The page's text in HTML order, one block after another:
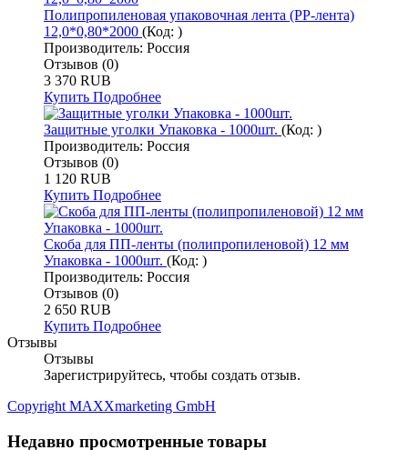
Полипропиленовая упаковочная лента (PP-лента)
12,0*0,80*2000 (Код: )
Производитель: Россия
Отзывов (0)
3 370 RUB
Купить Подробнее
Защитные уголки Упаковка - 1000шт. (Код: )
Производитель: Россия
Отзывов (0)
1 120 RUB
Купить Подробнее
Скоба для ПП-ленты (полипропиленовой) 12 мм
Упаковка - 1000шт. (Код: )
Производитель: Россия
Отзывов (0)
2 650 RUB
Купить Подробнее
Отзывы
Отзывы
Зарегистрируйтесь, чтобы создать отзыв.
Copyright MAXXmarketing GmbH
Недавно просмотренные товары